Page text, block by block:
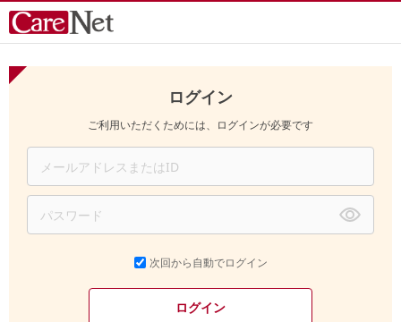
ログイン
ご利用いただくためには、ログインが必要です
次回から自動でログイン